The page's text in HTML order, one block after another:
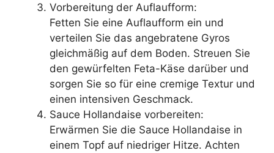
Vorbereitung der Auflaufform:
Fetten Sie eine Auflaufform ein und
verteilen Sie das angebratene Gyros
gleichmäßig auf dem Boden. Streuen Sie
den gewürfelten Feta-Käse darüber und
sorgen Sie so für eine cremige Textur und
einen intensiven Geschmack.
Sauce Hollandaise vorbereiten:
Erwärmen Sie die Sauce Hollandaise in
einem Topf auf niedriger Hitze. Achten